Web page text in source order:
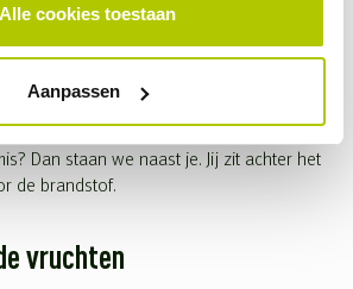
Alle cookies toestaan
Aanpassen
de versnelling
Dan staan we naast je. Jij zit achter het
de brandstof.
vruchten